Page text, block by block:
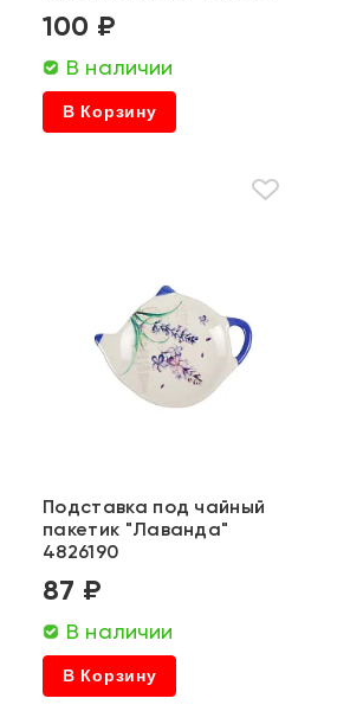
100 ₽
В наличии
В Корзину
Подставка под чайный
пакетик "Лаванда"
4826190
87 ₽
В наличии
В Корзину